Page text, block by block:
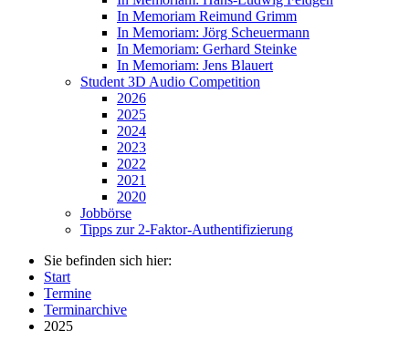
In Memoriam Reimund Grimm
In Memoriam: Jörg Scheuermann
In Memoriam: Gerhard Steinke
In Memoriam: Jens Blauert
Student 3D Audio Competition
2026
2025
2024
2023
2022
2021
2020
Jobbörse
Tipps zur 2-Faktor-Authentifizierung
Sie befinden sich hier:
Start
Termine
Terminarchive
2025